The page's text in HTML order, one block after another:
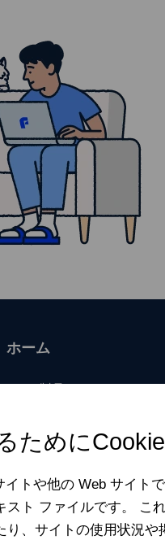
ホーム
を更新する
無料ツール
My F‑Secure
ために
トや他の Web サイト
ト ファイルです。 こ
、サイトの使用状況や